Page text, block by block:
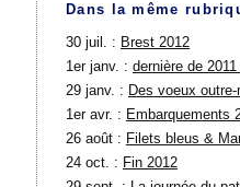
Dans la même
30 juil. : Brest 2012
1er janv. : dernière de
29 janv. : Des voeux
1er avr. : Embarquements
26 août : Filets bleus &
24 oct. : Fin 2012